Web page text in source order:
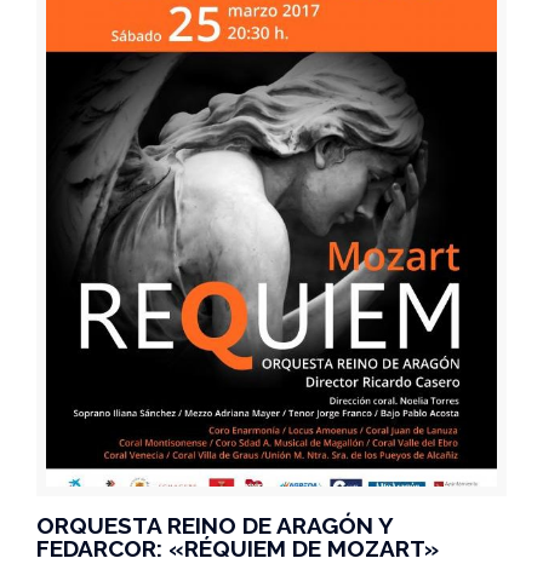
ORQUESTA REINO DE ARAGÓN Y
FEDARCOR: «RÉQUIEM DE MOZART»